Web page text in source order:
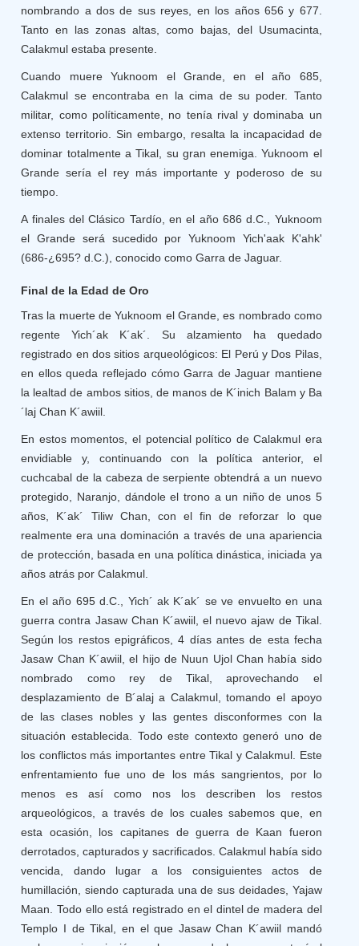
nombrando a dos de sus reyes, en los años 656 y 677.
Tanto en las zonas altas, como bajas, del Usumacinta,
Calakmul estaba presente.
Cuando muere Yuknoom el Grande, en el año 685,
Calakmul se encontraba en la cima de su poder. Tanto
militar, como políticamente, no tenía rival y dominaba un
extenso territorio. Sin embargo, resalta la incapacidad de
dominar totalmente a Tikal, su gran enemiga. Yuknoom el
Grande sería el rey más importante y poderoso de su
tiempo.
A finales del Clásico Tardío, en el año 686 d.C., Yuknoom
el Grande será sucedido por Yuknoom Yich'aak K'ahk'
(686-¿695? d.C.), conocido como Garra de Jaguar.
Final de la Edad de Oro
Tras la muerte de Yuknoom el Grande, es nombrado como
regente Yich´ak K´ak´. Su alzamiento ha quedado
registrado en dos sitios arqueológicos: El Perú y Dos Pilas,
en ellos queda reflejado cómo Garra de Jaguar mantiene
la lealtad de ambos sitios, de manos de K´inich Balam y Ba
´laj Chan K´awiil.
En estos momentos, el potencial político de Calakmul era
envidiable y, continuando con la política anterior, el
cuchcabal de la cabeza de serpiente obtendrá a un nuevo
protegido, Naranjo, dándole el trono a un niño de unos 5
años, K´ak´ Tiliw Chan, con el fin de reforzar lo que
realmente era una dominación a través de una apariencia
de protección, basada en una política dinástica, iniciada ya
años atrás por Calakmul.
En el año 695 d.C., Yich´ ak K´ak´ se ve envuelto en una
guerra contra Jasaw Chan K´awiil, el nuevo ajaw de Tikal.
Según los restos epigráficos, 4 días antes de esta fecha
Jasaw Chan K´awiil, el hijo de Nuun Ujol Chan había sido
nombrado como rey de Tikal, aprovechando el
desplazamiento de B´alaj a Calakmul, tomando el apoyo
de las clases nobles y las gentes disconformes con la
situación establecida. Todo este contexto generó uno de
los conflictos más importantes entre Tikal y Calakmul. Este
enfrentamiento fue uno de los más sangrientos, por lo
menos es así como nos los describen los restos
arqueológicos, a través de los cuales sabemos que, en
esta ocasión, los capitanes de guerra de Kaan fueron
derrotados, capturados y sacrificados. Calakmul había sido
vencida, dando lugar a los consiguientes actos de
humillación, siendo capturada una de sus deidades, Yajaw
Maan. Todo ello está registrado en el dintel de madera del
Templo I de Tikal, en el que Jasaw Chan K´awiil mandó